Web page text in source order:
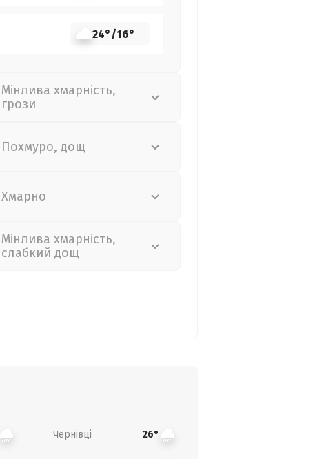
24°/16°
Мінлива хмарність,
грози
Похмуро, дощ
Хмарно
Мінлива хмарність,
слабкий дощ
Чернівці 26°